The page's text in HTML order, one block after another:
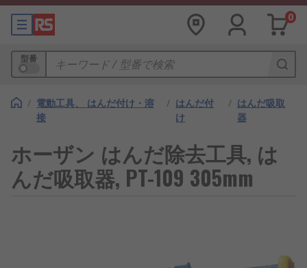
0
型番
/ 電動工具、 はんだ付け・溶
接
/ はんだ付
け
/ はんだ吸取
器
ホーザン はんだ除去工具, は
んだ吸取器, PT-109 305mm